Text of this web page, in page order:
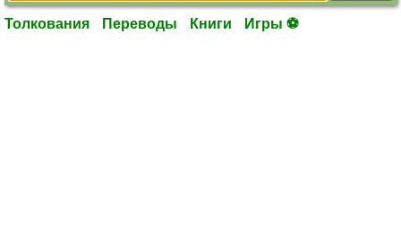
Толкования Переводы Книги Игры ⚽